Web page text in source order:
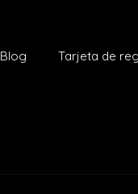
Blog Tarjeta de